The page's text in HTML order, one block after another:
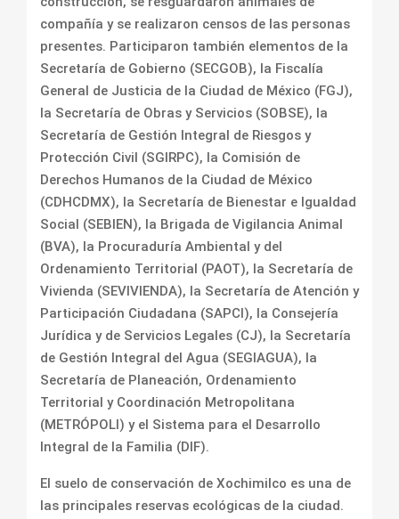
compañía y se realizaron censos de las personas
presentes. Participaron también elementos de la
Secretaría de Gobierno (SECGOB), la Fiscalía
General de Justicia de la Ciudad de México (FGJ),
la Secretaría de Obras y Servicios (SOBSE), la
Secretaría de Gestión Integral de Riesgos y
Protección Civil (SGIRPC), la Comisión de
Derechos Humanos de la Ciudad de México
(CDHCDMX), la Secretaría de Bienestar e Igualdad
Social (SEBIEN), la Brigada de Vigilancia Animal
(BVA), la Procuraduría Ambiental y del
Ordenamiento Territorial (PAOT), la Secretaría de
Vivienda (SEVIVIENDA), la Secretaría de Atención y
Participación Ciudadana (SAPCI), la Consejería
Jurídica y de Servicios Legales (CJ), la Secretaría
de Gestión Integral del Agua (SEGIAGUA), la
Secretaría de Planeación, Ordenamiento
Territorial y Coordinación Metropolitana
(METRÓPOLI) y el Sistema para el Desarrollo
Integral de la Familia (DIF).
El suelo de conservación de Xochimilco es una de
las principales reservas ecológicas de la ciudad.